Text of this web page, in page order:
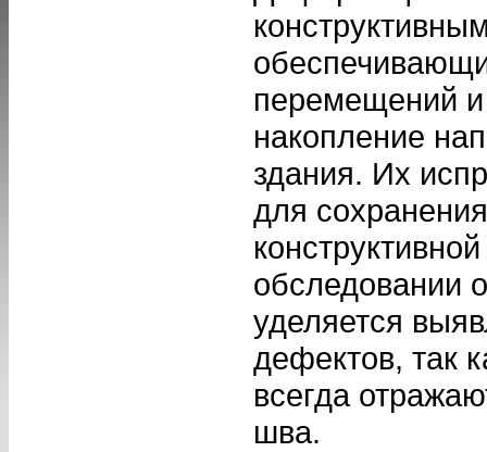
перемещений
накопление
здания. Их
для
обследовании
уделяется
дефектов, так
всегда
шва.